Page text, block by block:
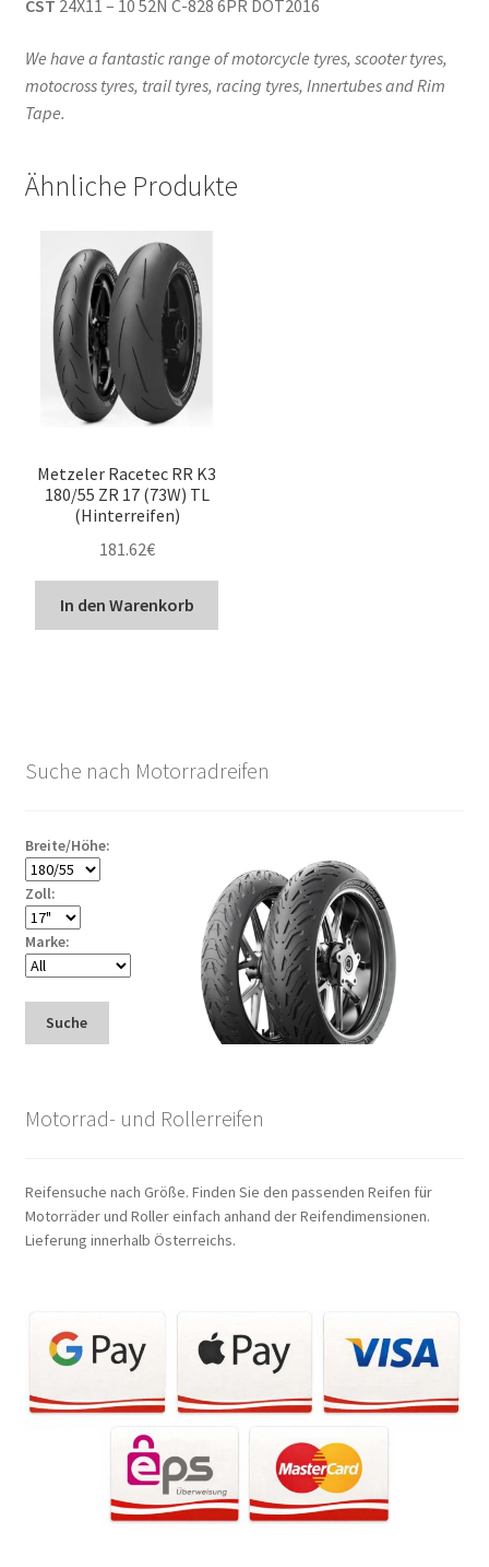
CST 24X11 – 10 52N C-828 6PR DOT2016
We have a fantastic range of motorcycle tyres, scooter tyres,
motocross tyres, trail tyres, racing tyres, Innertubes and Rim
Tape.
Ähnliche Produkte
Metzeler Racetec RR K3
180/55 ZR 17 (73W) TL
(Hinterreifen)
181.62€
In den Warenkorb
Suche nach Motorradreifen
Breite/Höhe:
Zoll:
Marke:
Suche
Motorrad- und Rollerreifen
Reifensuche nach Größe. Finden Sie den passenden Reifen für
Motorräder und Roller einfach anhand der Reifendimensionen.
Lieferung innerhalb Österreichs.